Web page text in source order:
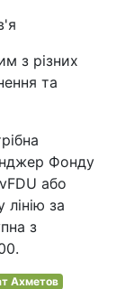
з різних
та
Фонду
або
за
з
Ахметов